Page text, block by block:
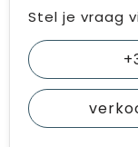
Stel je vraag